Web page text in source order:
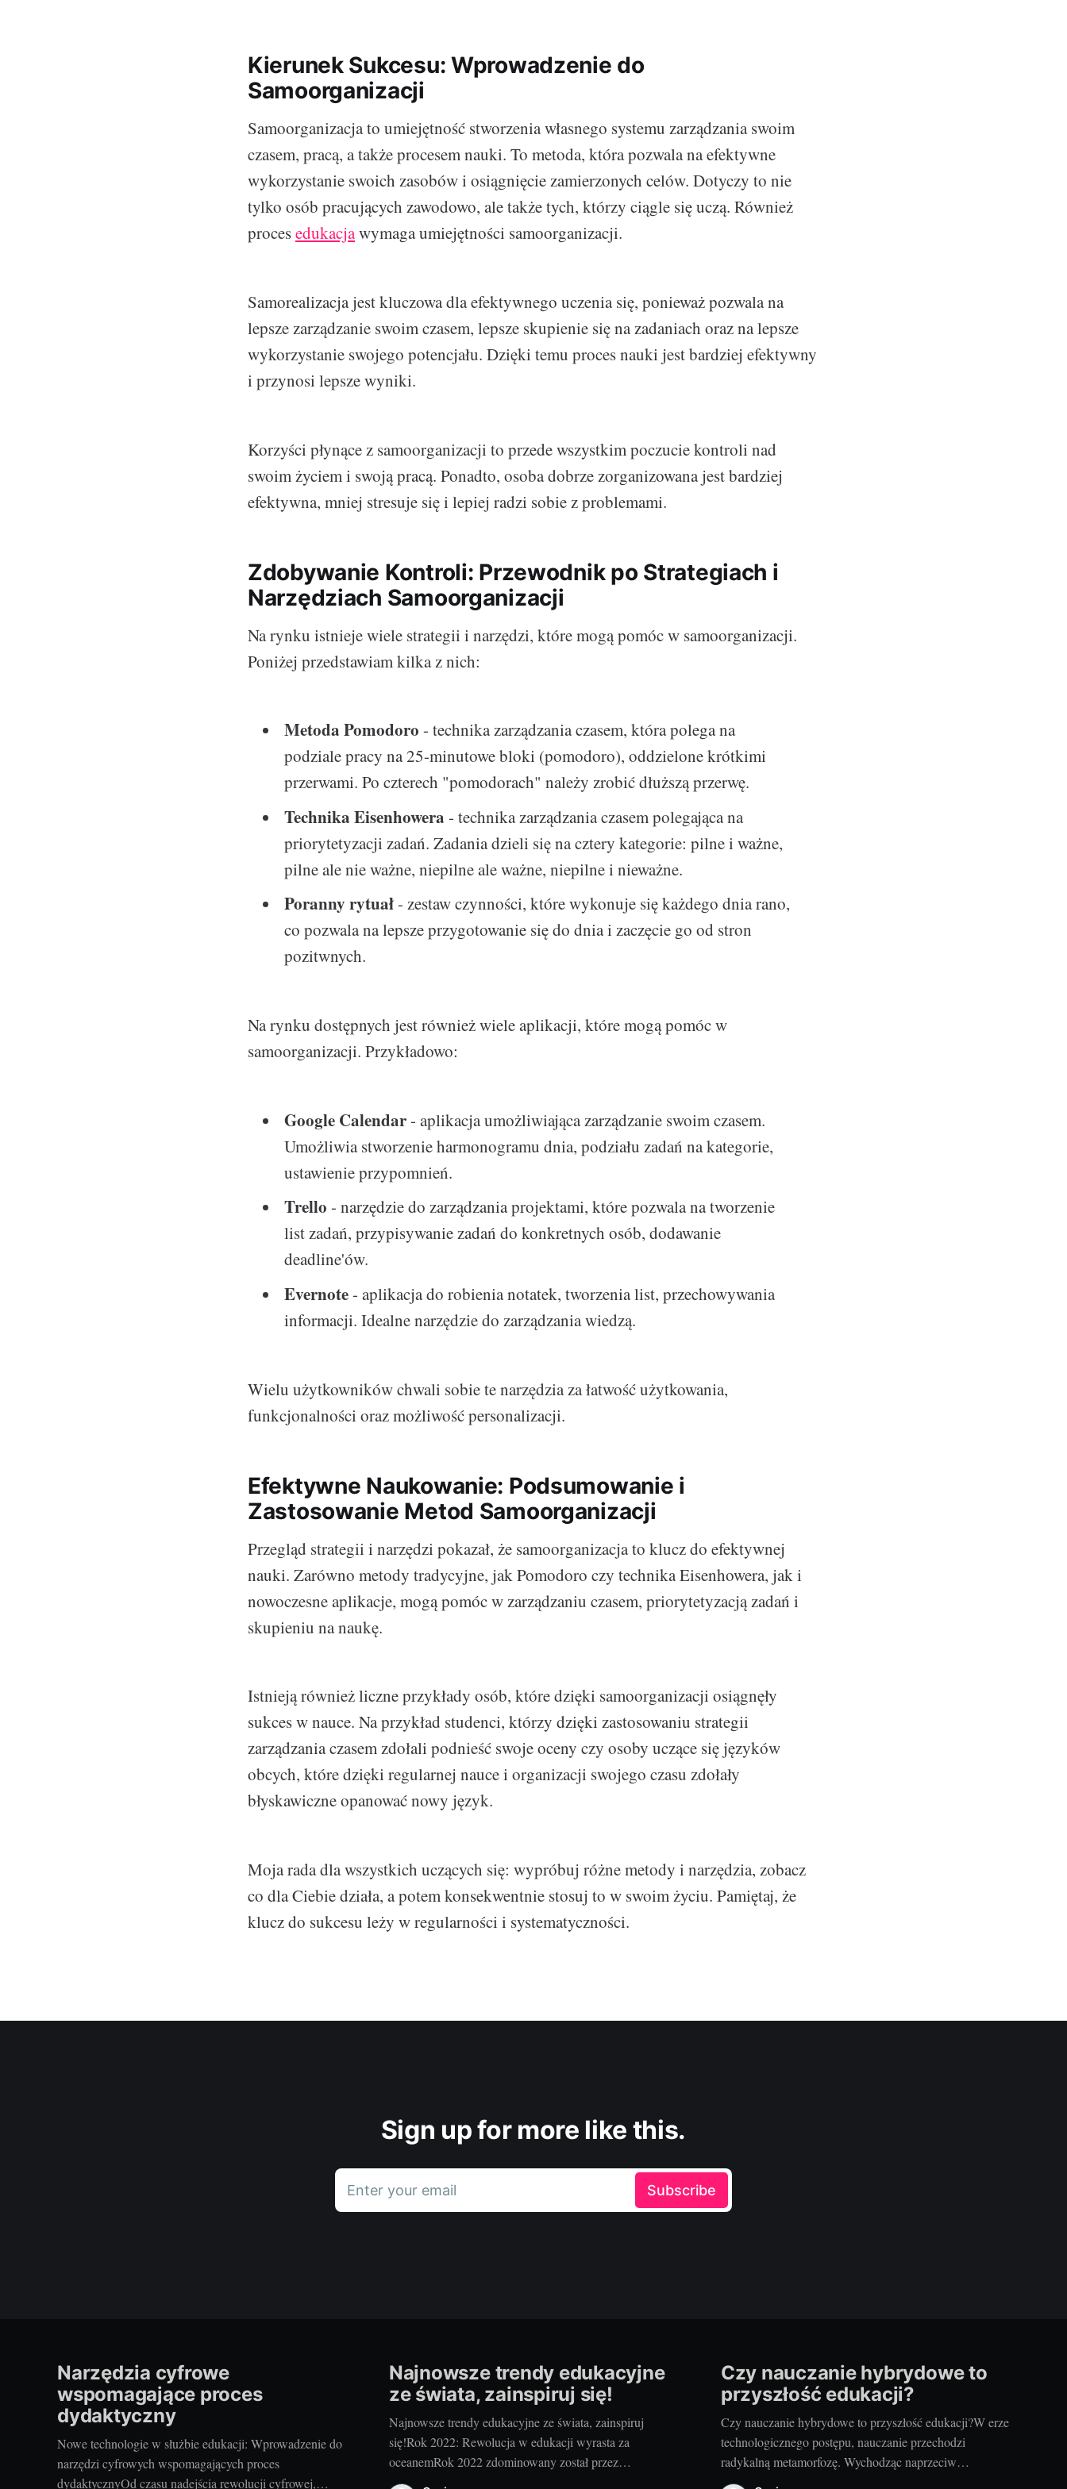
Kierunek Sukcesu: Wprowadzenie do
Samoorganizacji
Samoorganizacja to umiejętność stworzenia własnego systemu zarządzania swoim
czasem, pracą, a także procesem nauki. To metoda, która pozwala na efektywne
wykorzystanie swoich zasobów i osiągnięcie zamierzonych celów. Dotyczy to nie
tylko osób pracujących zawodowo, ale także tych, którzy ciągle się uczą. Również
procesedukacjawymaga umiejętności samoorganizacji.
Samorealizacja jest kluczowa dla efektywnego uczenia się, ponieważ pozwala na
lepsze zarządzanie swoim czasem, lepsze skupienie się na zadaniach oraz na lepsze
wykorzystanie swojego potencjału. Dzięki temu proces nauki jest bardziej efektywny
i przynosi lepsze wyniki.
Korzyści płynące z samoorganizacji to przede wszystkim poczucie kontroli nad
swoim życiem i swoją pracą. Ponadto, osoba dobrze zorganizowana jest bardziej
efektywna, mniej stresuje się i lepiej radzi sobie z problemami.
Zdobywanie Kontroli: Przewodnik po Strategiach i
Narzędziach Samoorganizacji
Na rynku istnieje wiele strategii i narzędzi, które mogą pomóc w samoorganizacji.
Poniżej przedstawiam kilka z nich:
Metoda Pomodoro - technika zarządzania czasem, która polega na
podziale pracy na 25-minutowe bloki (pomodoro), oddzielone krótkimi
przerwami. Po czterech "pomodorach" należy zrobić dłuższą przerwę.
Technika Eisenhowera - technika zarządzania czasem polegająca na
priorytetyzacji zadań. Zadania dzieli się na cztery kategorie: pilne i ważne,
pilne ale nie ważne, niepilne ale ważne, niepilne i nieważne.
Poranny rytuał- zestaw czynności, które wykonuje się każdego dnia rano,
co pozwala na lepsze przygotowanie się do dnia i zaczęcie go od stron
pozitwnych.
Na rynku dostępnych jest również wiele aplikacji, które mogą pomóc w
samoorganizacji. Przykładowo:
Google Calendar- aplikacja umożliwiająca zarządzanie swoim czasem.
Umożliwia stworzenie harmonogramu dnia, podziału zadań na kategorie,
ustawienie przypomnień.
Trello - narzędzie do zarządzania projektami, które pozwala na tworzenie
list zadań, przypisywanie zadań do konkretnych osób, dodawanie
deadline'ów.
Evernote- aplikacja do robienia notatek, tworzenia list, przechowywania
informacji. Idealne narzędzie do zarządzania wiedzą.
Wielu użytkowników chwali sobie te narzędzia za łatwość użytkowania,
funkcjonalności oraz możliwość personalizacji.
Efektywne Naukowanie: Podsumowanie i
Zastosowanie Metod Samoorganizacji
Przegląd strategii i narzędzi pokazał, że samoorganizacja to klucz do efektywnej
nauki. Zarówno metody tradycyjne, jak Pomodoro czy technika Eisenhowera, jak i
nowoczesne aplikacje, mogą pomóc w zarządzaniu czasem, priorytetyzacją zadań i
skupieniu na naukę.
Istnieją również liczne przykłady osób, które dzięki samoorganizacji osiągnęły
sukces w nauce. Na przykład studenci, którzy dzięki zastosowaniu strategii
zarządzania czasem zdołali podnieść swoje oceny czy osoby uczące się języków
obcych, które dzięki regularnej nauce i organizacji swojego czasu zdołały
błyskawiczne opanować nowy język.
Moja rada dla wszystkich uczących się: wypróbuj różne metody i narzędzia, zobacz
co dla Ciebie działa, a potem konsekwentnie stosuj to w swoim życiu. Pamiętaj, że
klucz do sukcesu leży w regularności i systematyczności.
Sign up for more like this.
Enter your email Subscribe
Narzędzia cyfrowe
wspomagające proces
dydaktyczny
Nowe technologie w służbie edukacji: Wprowadzenie do
narzędzi cyfrowych wspomagających proces
dydaktycznyOd czasu nadejścia rewolucji cyfrowej,
Najnowsze trendy edukacyjne
ze świata, zainspiruj się!
Najnowsze trendy edukacyjne ze świata, zainspiruj
się!Rok 2022: Rewolucja w edukacji wyrasta za
oceanemRok 2022 zdominowany został przez
innowacyjne trendy w edukacji, które wyrosły za
Czy nauczanie hybrydowe to
przyszłość edukacji?
Czy nauczanie hybrydowe to przyszłość edukacji?W erze
technologicznego postępu, nauczanie przechodzi
radykalną metamorfozę. Wychodząc naprzeciw
potrzebom zarówno nauczycieli, jak i uczniów, coraz